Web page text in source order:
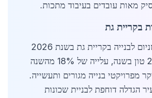
מאות עובדים בעיבוד מתכות.
בקריית גת
הביקוש לטיטניום לבנייה בקריית גת בשנת 2026
מוערך ב-250 טון בשנה, עלייה של 18% מהשנה
מפרויקטי בנייה מגורים ותעשייה.
הגדלה דוחפת לבניית שכונות